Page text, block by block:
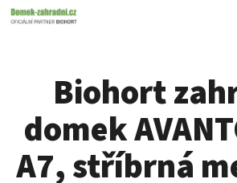
Přejít
Biohort
domek
A7, stříbrná
K
P